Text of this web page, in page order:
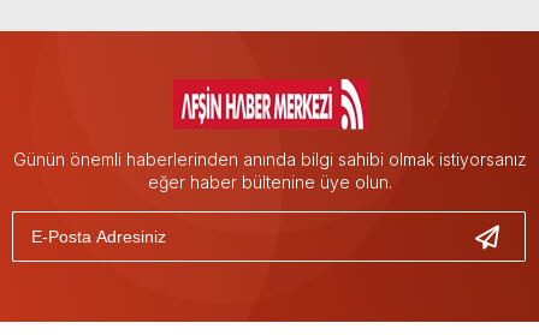
Günün önemli haberlerinden anında bilgi sahibi olmak istiyorsanız
eğer haber bültenine üye olun.